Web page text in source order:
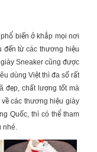
biến ở khắp mọi nơi
đến từ các thương hiệu
giày Sneaker cũng được
dùng Việt thì đa số rất
đẹp, chất lượng tốt mà
các thương hiệu giày
Quốc, thì có thể tham
nhé.